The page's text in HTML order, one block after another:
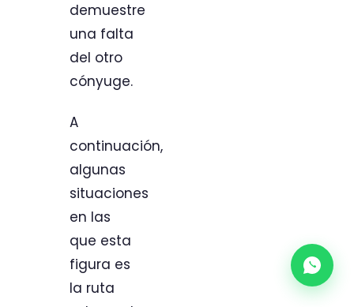
demuestre
una falta
del otro
cónyuge.
A
continuación,
algunas
situaciones
en las
que esta
figura es
la ruta